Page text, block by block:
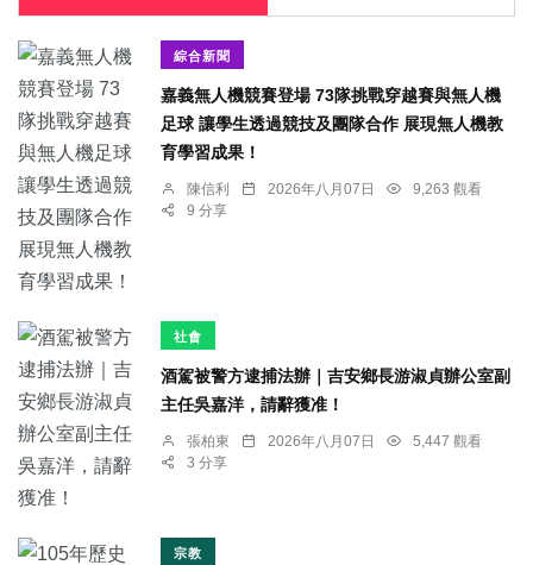
綜合新聞
嘉義無人機競賽登場 73隊挑戰穿越賽與無人機
足球 讓學生透過競技及團隊合作 展現無人機教
育學習成果！
陳信利 2026年八月07日
9,263 觀看
9 分享
社會
酒駕被警方逮捕法辦｜吉安鄉長游淑貞辦公室副
主任吳嘉洋，請辭獲准！
張柏東 2026年八月07日
5,447 觀看
3 分享
宗教